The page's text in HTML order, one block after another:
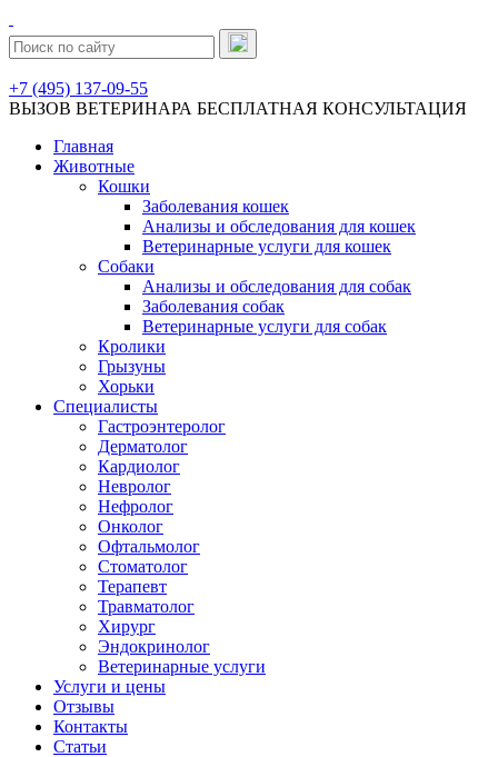
+7 (495) 137-09-55
ВЫЗОВ ВЕТЕРИНАРА БЕСПЛАТНАЯ КОНСУЛЬТАЦИЯ
Главная
Животные
Кошки
Заболевания кошек
Анализы и обследования для кошек
Ветеринарные услуги для кошек
Собаки
Анализы и обследования для собак
Заболевания собак
Ветеринарные услуги для собак
Кролики
Грызуны
Хорьки
Специалисты
Гастроэнтеролог
Дерматолог
Кардиолог
Невролог
Нефролог
Онколог
Офтальмолог
Стоматолог
Терапевт
Травматолог
Хирург
Эндокринолог
Ветеринарные услуги
Услуги и цены
Отзывы
Контакты
Статьи